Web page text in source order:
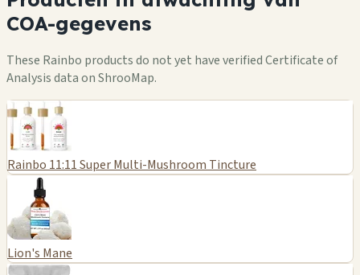
COA-gegevens
These Rainbo products do not yet have verified Certificate of
Analysis data on ShrooMap.
Rainbo 11:11 Super Multi-Mushroom Tincture
Lion's Mane